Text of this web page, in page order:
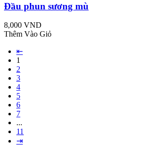
Đầu phun sương mù
8,000 VND
Thêm Vào Giỏ
⇤
1
2
3
4
5
6
7
...
11
⇥